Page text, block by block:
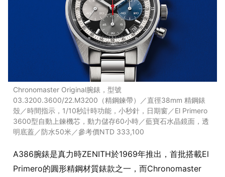
Chronomaster Original腕錶，型號
03.3200.3600/22.M3200（精鋼鍊帶）／直徑38mm 精鋼錶
殼／時間指示，1/10秒計時功能，小秒針，日期窗／El Primero
3600型自動上鍊機芯，動力儲存60小時／藍寶石水晶鏡面，透
明底蓋／防水50米／參考價NTD 333,100
A386腕錶是真力時ZENITH於1969年推出，首批搭載El
Primero的圓形精鋼材質錶款之一，而Chronomaster